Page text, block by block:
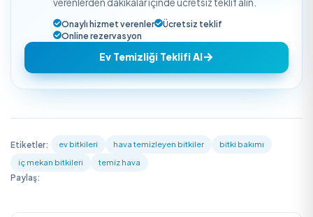
Saksı toprağında küf oluşursa ne
Üst toprak tabakasını değiştirin, sulamayı azaltın ve
havadar/aydınlık bir yere alın. Durgun nem küfün ana
Genel ev temizliği ve düzenli bakım için
üzerinden doğrulanmış temizlik uzmanlarından destek
alabilirsiniz. Temiz tutulan sağlıklı bitkiler, düzenli